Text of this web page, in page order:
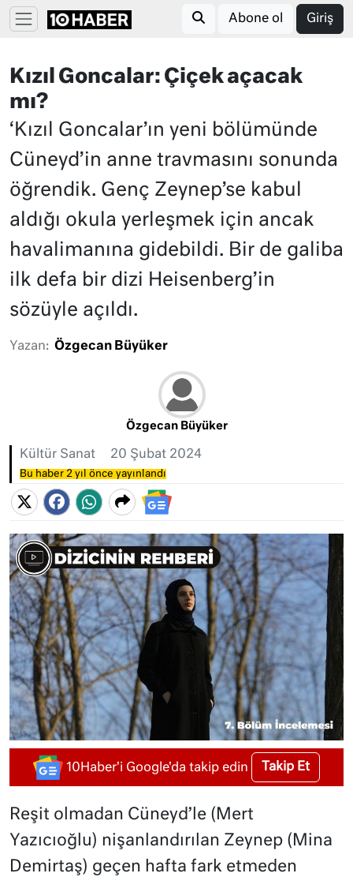
Abone ol Giriş
Kızıl Goncalar: Çiçek açacak
mı?
‘Kızıl Goncalar’ın yeni bölümünde
Cüneyd’in anne travmasını sonunda
öğrendik. Genç Zeynep’se kabul
aldığı okula yerleşmek için ancak
havalimanına gidebildi. Bir de galiba
ilk defa bir dizi Heisenberg’in
sözüyle açıldı.
Yazan: Özgecan Büyüker
Özgecan Büyüker
Kültür Sanat 20 Şubat 2024
Bu haber 2 yıl önce yayınlandı
10Haber'i Google'da takip edin Takip Et
Reşit olmadan Cüneyd’le (Mert
Yazıcıoğlu) nişanlandırılan Zeynep (Mina
Demirtaş) geçen hafta fark etmeden